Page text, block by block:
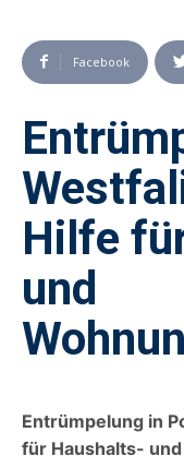
Facebook
Hilfe
und
Entrümpelung in
für Haushalts-